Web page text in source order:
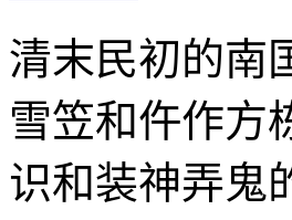
清末民初的南
雪笠和仵作方
识和装神弄鬼